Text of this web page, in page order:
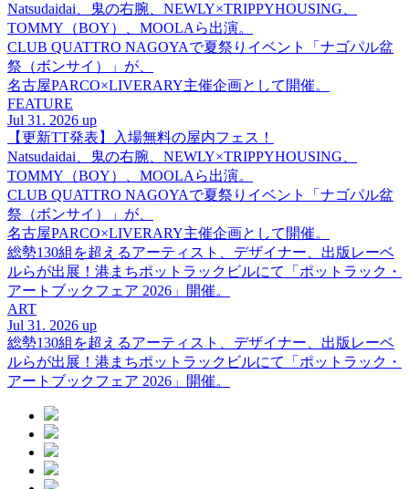
Natsudaidai、鬼の右腕、NEWLY×TRIPPYHOUSING、
TOMMY（BOY）、MOOLAら出演。
CLUB QUATTRO NAGOYAで夏祭りイベント「ナゴパル盆
祭（ボンサイ）」が、
名古屋PARCO×LIVERARY主催企画として開催。
FEATURE
Jul 31. 2026 up
【更新TT発表】入場無料の屋内フェス！
Natsudaidai、鬼の右腕、NEWLY×TRIPPYHOUSING、
TOMMY（BOY）、MOOLAら出演。
CLUB QUATTRO NAGOYAで夏祭りイベント「ナゴパル盆
祭（ボンサイ）」が、
名古屋PARCO×LIVERARY主催企画として開催。
総勢130組を超えるアーティスト、デザイナー、出版レーベ
ルらが出展！港まちポットラックビルにて「ポットラック・
アートブックフェア 2026」開催。
ART
Jul 31. 2026 up
総勢130組を超えるアーティスト、デザイナー、出版レーベ
ルらが出展！港まちポットラックビルにて「ポットラック・
アートブックフェア 2026」開催。